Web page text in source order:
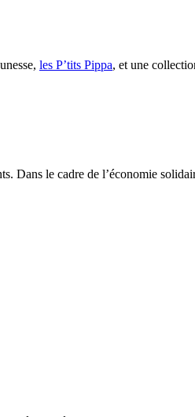
les P’tits Pippa, et une
Dans le cadre de l’économie